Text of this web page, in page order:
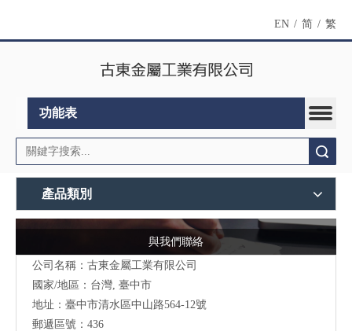
EN / 简 / 繁
功能表
產品類別
與我們聯絡
公司名稱：古東金屬工業有限公司
國家/地區：台灣, 臺中市
地址：臺中市清水區中山路564-12號
郵遞區號：436